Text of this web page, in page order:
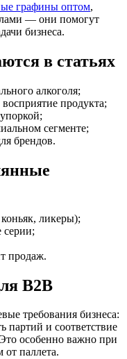
графины оптом,
— они помогут
бизнеса.
в статьях
алкоголя;
продукта;
сегменте;
брендов.
ликеры);
продаж.
B2B
требования бизнеса:
партий и соответствие
особенно важно при
от паллета.